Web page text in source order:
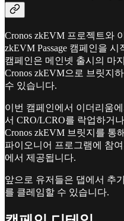
Cronos zkEVM 프로젝트와
zkEVM Passage 캠페인을
캠페인은 메인넷 출시의 마
Cronos zkEVM으로 브릿지
수 있습니다.
이번 캠페인에서 이더리움
서 CRO/LCRO를 락업하거
Cronos zkEVM 브릿지를 통
파이오니어 프로그램에 참
에서 제공됩니다.
앞으로 유저들은 댑에서 추
를 클레임할 수 있습니다.